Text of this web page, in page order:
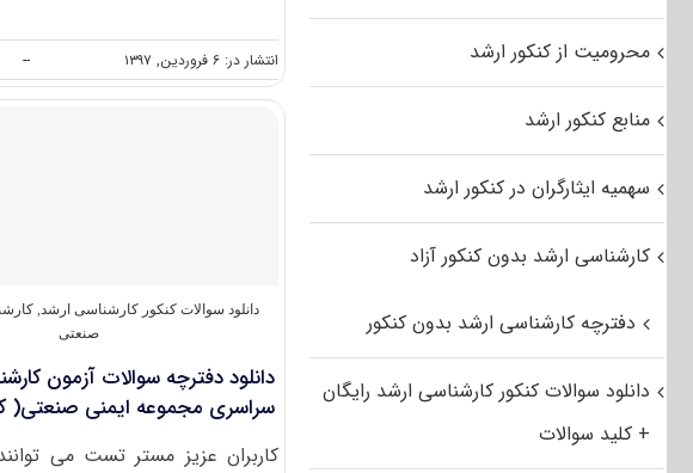
انتشار در: ۶ فروردین, ۱۳۹۷ --
دانلود سوالات کنکور کارشناسی ارشد,
صنعتی
سراسری مجموعه ایمنی صنعتی( کد
کاربران عزیز مستر تست می
محرومیت از کنکور ارشد
منابع کنکور ارشد
سهمیه ایثارگران در کنکور ارشد
کارشناسی ارشد بدون کنکور آزاد
دفترچه کارشناسی ارشد بدون کنکور
دانلود سوالات کنکور کارشناسی ارشد رایگان
+ کلید سوالات